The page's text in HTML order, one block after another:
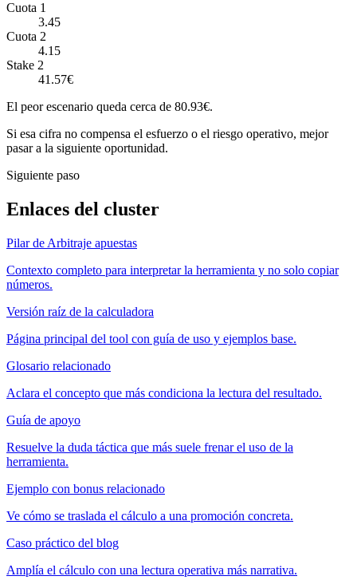
Cuota 1
3.45
Cuota 2
4.15
Stake 2
41.57€
El peor escenario queda cerca de 80.93€.
Si esa cifra no compensa el esfuerzo o el riesgo operativo, mejor
pasar a la siguiente oportunidad.
Siguiente paso
Enlaces del cluster
Pilar de Arbitraje apuestas
Contexto completo para interpretar la herramienta y no solo copiar
números.
Versión raíz de la calculadora
Página principal del tool con guía de uso y ejemplos base.
Glosario relacionado
Aclara el concepto que más condiciona la lectura del resultado.
Guía de apoyo
Resuelve la duda táctica que más suele frenar el uso de la
herramienta.
Ejemplo con bonus relacionado
Ve cómo se traslada el cálculo a una promoción concreta.
Caso práctico del blog
Amplía el cálculo con una lectura operativa más narrativa.